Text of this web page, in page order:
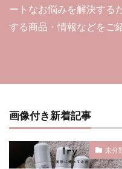
ートなお悩みを解決する
する商品・情報などをご
画像付き新着記事
未分